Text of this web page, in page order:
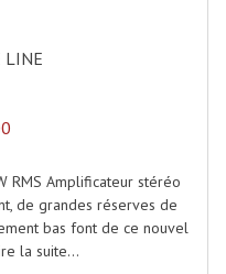
LINE
RMS Amplificateur stéréo
de grandes réserves de
bas font de ce nouvel
la suite...